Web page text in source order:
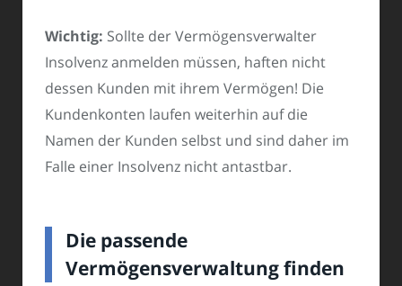
Wichtig: Sollte der Vermögensverwalter
Insolvenz anmelden müssen, haften nicht
dessen Kunden mit ihrem Vermögen! Die
Kundenkonten laufen weiterhin auf die
Namen der Kunden selbst und sind daher im
Falle einer Insolvenz nicht antastbar.
Die passende
Vermögensverwaltung finden